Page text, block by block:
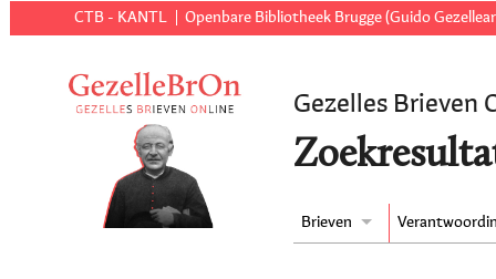
CTB - KANTL Openbare Bibliotheek Brugge (Guido
Gezelles Brieven
Brieven